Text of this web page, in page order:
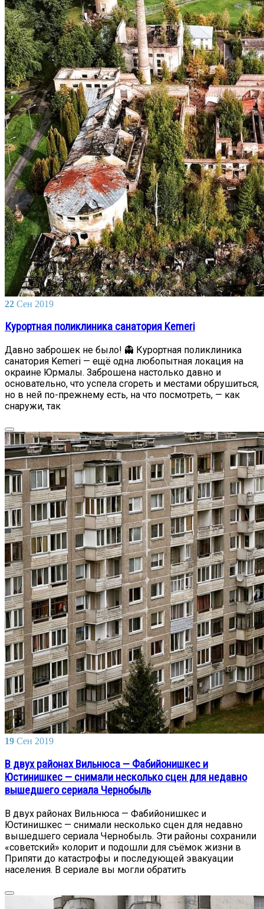
22 Сен 2019
Курортная поликлиника санатория Kemeri
Давно заброшек не было! 👻 Курортная поликлиника
санатория Kemeri — ещё одна любопытная локация на
окраине Юрмалы. Заброшена настолько давно и
основательно, что успела сгореть и местами обрушиться,
но в ней по-прежнему есть, на что посмотреть, — как
снаружи, так
19 Сен 2019
В двух районах Вильнюса — Фабийонишкес и
Юстинишкес — снимали несколько сцен для недавно
вышедшего сериала Чернобыль
В двух районах Вильнюса — Фабийонишкес и
Юстинишкес — снимали несколько сцен для недавно
вышедшего сериала Чернобыль. Эти районы сохранили
«советский» колорит и подошли для съёмок жизни в
Припяти до катастрофы и последующей эвакуации
населения. В сериале вы могли обратить